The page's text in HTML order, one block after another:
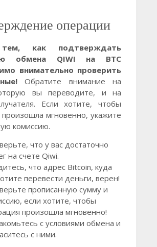
операции
как подтверждать
обмена QIWI на BTC
внимательно проверить
Обратите внимание на
вы переводите, и на
Если хотите, чтобы
мгновенно, укажите
комиссию.
что у вас достаточно
на счете Qiwi.
что адрес Bitcoin, куда
перевести деньги, верен!
прописанную сумму и
если хотите, чтобы
произошла мгновенно!
с условиями обмена и
с ними.